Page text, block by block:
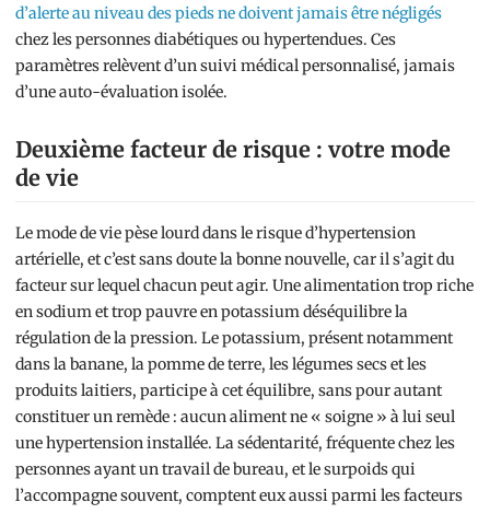
d’alerte au niveau des pieds ne doivent jamais être négligés
chez les personnes diabétiques ou hypertendues. Ces
paramètres relèvent d’un suivi médical personnalisé, jamais
d’une auto-évaluation isolée.
Deuxième facteur de risque : votre mode
de vie
Le mode de vie pèse lourd dans le risque d’hypertension
artérielle, et c’est sans doute la bonne nouvelle, car il s’agit du
facteur sur lequel chacun peut agir. Une alimentation trop riche
en sodium et trop pauvre en potassium déséquilibre la
régulation de la pression. Le potassium, présent notamment
dans la banane, la pomme de terre, les légumes secs et les
produits laitiers, participe à cet équilibre, sans pour autant
constituer un remède : aucun aliment ne « soigne » à lui seul
une hypertension installée. La sédentarité, fréquente chez les
personnes ayant un travail de bureau, et le surpoids qui
l’accompagne souvent, comptent eux aussi parmi les facteurs